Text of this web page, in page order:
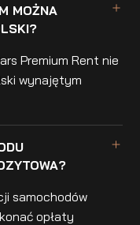
MOŻNA
Premium Rent nie
wynajętym
samochodów
opłaty